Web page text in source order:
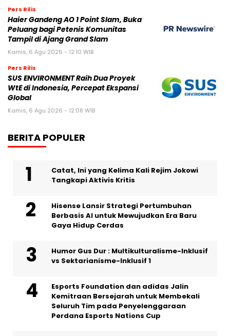
Pers Rilis
Haier Gandeng AO 1 Point Slam, Buka
Peluang bagi Petenis Komunitas
Tampil di Ajang Grand Slam
Kamis, 6 Agu 2026 - 12:10 WIB
Pers Rilis
SUS ENVIRONMENT Raih Dua Proyek
WtE di Indonesia, Percepat Ekspansi
Global
Kamis, 6 Agu 2026 - 12:08 WIB
BERITA POPULER
Catat, Ini yang Kelima Kali Rejim Jokowi
Tangkapi Aktivis Kritis
Hisense Lansir Strategi Pertumbuhan
Berbasis AI untuk Mewujudkan Era Baru
Gaya Hidup Cerdas
Humor Gus Dur : Multikulturalisme-Inklusif
vs Sektarianisme-Inklusif 1
Esports Foundation dan adidas Jalin
Kemitraan Bersejarah untuk Membekali
Seluruh Tim pada Penyelenggaraan
Perdana Esports Nations Cup